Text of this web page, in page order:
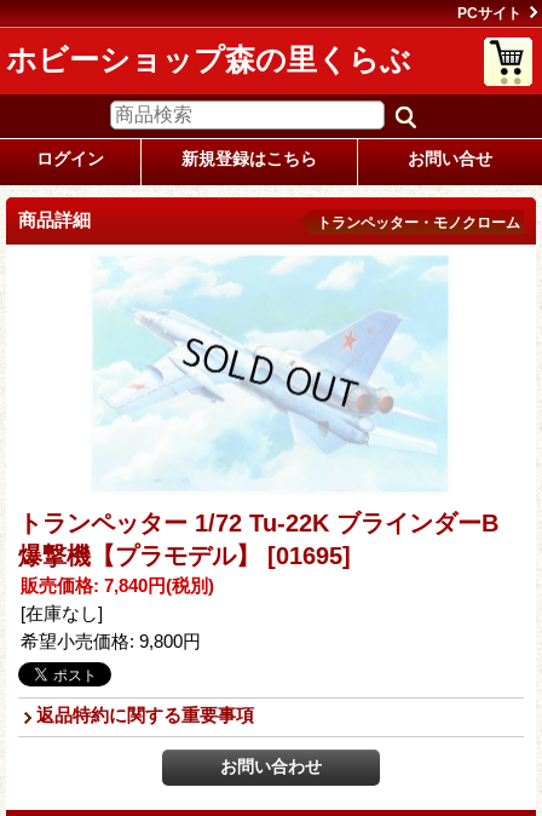
PCサイト
ホビーショップ森の里くらぶ
ログイン 新規登録はこちら お問い合せ
商品詳細 トランペッター・モノクローム
トランペッター 1/72 Tu-22K ブラインダーB
爆撃機【プラモデル】
[01695]
販売価格: 7,840円(税別)
[在庫なし]
希望小売価格: 9,800円
返品特約に関する重要事項